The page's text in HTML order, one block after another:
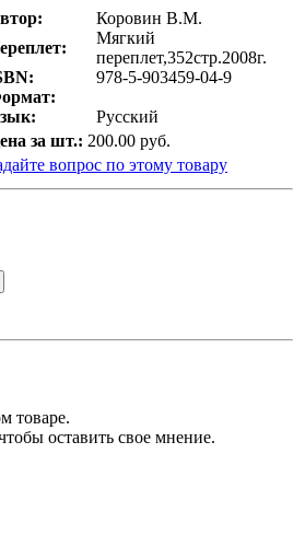
Коровин В.М.
Мягкий
переплет,352стр.2008г.
978-5-903459-04-9
Русский
за шт.: 200.00 руб.
вопрос по этому товару
товаре.
оставить свое мнение.